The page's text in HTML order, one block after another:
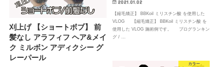
2021.01.02
【縮毛矯正】 BBKoil ミリスチン酸 を使用した
VLOG 【縮毛矯正】 BBKoil ミリスチン酸 を
使用した VLOG 施術例です。 ブログランキン
グ / …
刈上げ 【ショートボブ】 前
髪なし アラフィフ ヘア&メイ
ク ミルボン アディクシー グ
レーパール
カラー